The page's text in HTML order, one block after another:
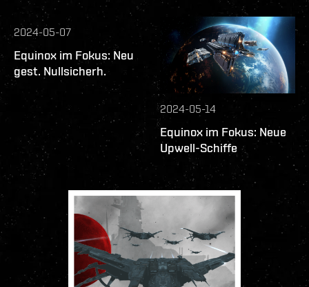
2024-05-07
Equinox im Fokus: Neu
gest. Nullsicherh.
2024-05-14
Equinox im Fokus: Neue
Upwell-Schiffe